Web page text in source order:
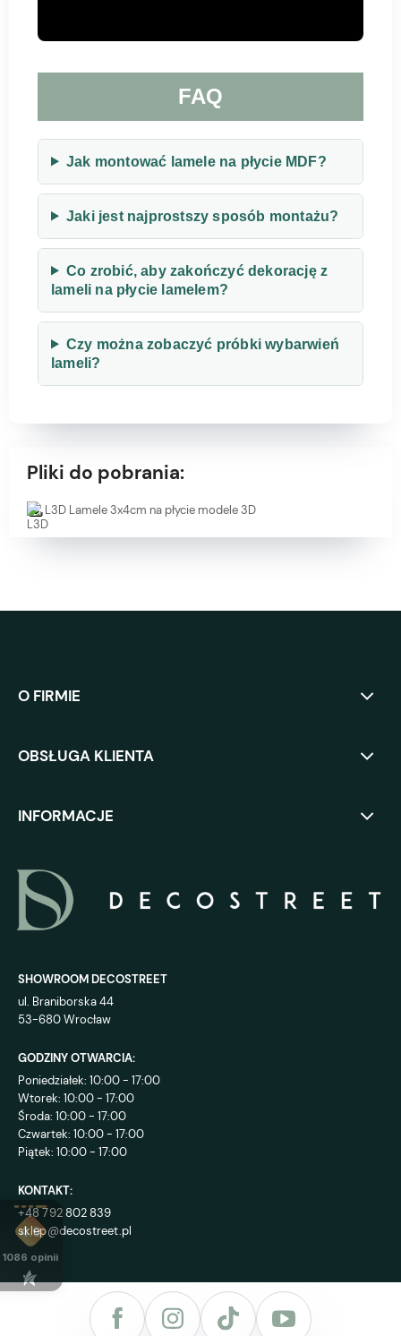
FAQ
Jak montować lamele na płycie MDF?
Jaki jest najprostszy sposób montażu?
Co zrobić, aby zakończyć dekorację z
lameli na płycie lamelem?
Czy można zobaczyć próbki wybarwień
lameli?
Pliki do pobrania:
L3D Lamele 3x4cm na płycie modele 3D
O FIRMIE
OBSŁUGA KLIENTA
INFORMACJE
SHOWROOM DECOSTREET
ul. Braniborska 44
53-680 Wrocław
GODZINY OTWARCIA:
Poniedziałek: 10:00 - 17:00
Wtorek: 10:00 - 17:00
Środa: 10:00 - 17:00
Czwartek: 10:00 - 17:00
Piątek: 10:00 - 17:00
KONTAKT:
+48 792 802 839
sklep@decostreet.pl
4.9
1086 opinii